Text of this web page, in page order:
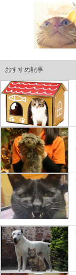
おすすめ記事